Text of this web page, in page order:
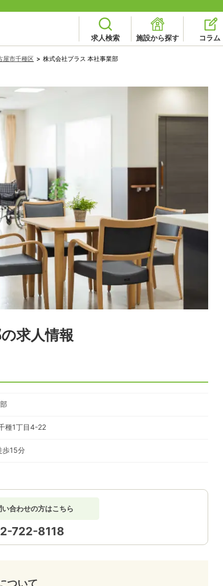
求人検索 施設から探す コラム
屋市千種区 > 株式会社プラス 本社事業部
の求人情報
種1丁目4-22
歩15分
合わせの方はこちら
722-8118
ついて